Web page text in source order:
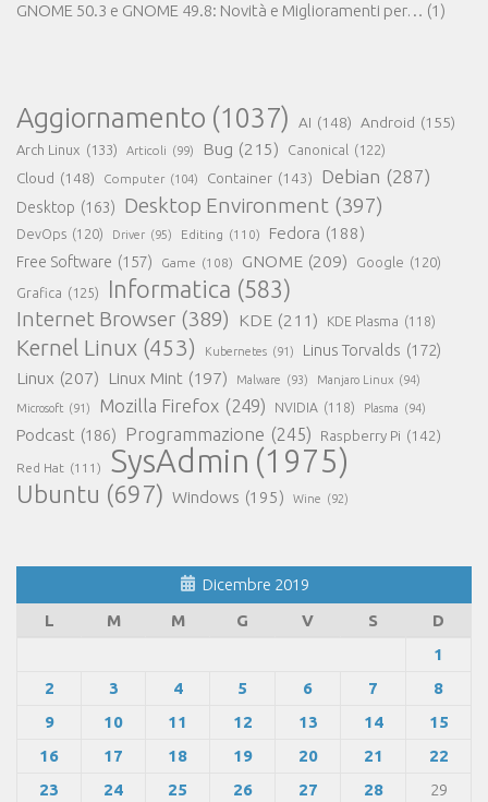
GNOME 50.3 e GNOME 49.8: Novità e Miglioramenti per… (1)
Aggiornamento (1037) AI (148) Android (155)
Arch Linux (133) Articoli (99) Bug (215) Canonical (122)
Cloud (148) Computer (104) Container (143) Debian (287)
Desktop (163) Desktop Environment (397)
DevOps (120) Driver (95) Editing (110) Fedora (188)
Free Software (157) Game (108) GNOME (209) Google (120)
Grafica (125) Informatica (583)
Internet Browser (389) KDE (211) KDE Plasma (118)
Kernel Linux (453) Kubernetes (91) Linus Torvalds (172)
Linux (207) Linux Mint (197) Malware (93) Manjaro Linux (94)
Microsoft (91) Mozilla Firefox (249) NVIDIA (118) Plasma (94)
Podcast (186) Programmazione (245) Raspberry Pi (142)
Red Hat (111) SysAdmin (1975)
Ubuntu (697) Windows (195) Wine (92)
Dicembre 2019
L
M M G V S
D
1
2
3 4 5 6 7
8
9
10 11 12 13 14
15
16
17 18 19 20 21
22
23
24 25 26 27 28 29